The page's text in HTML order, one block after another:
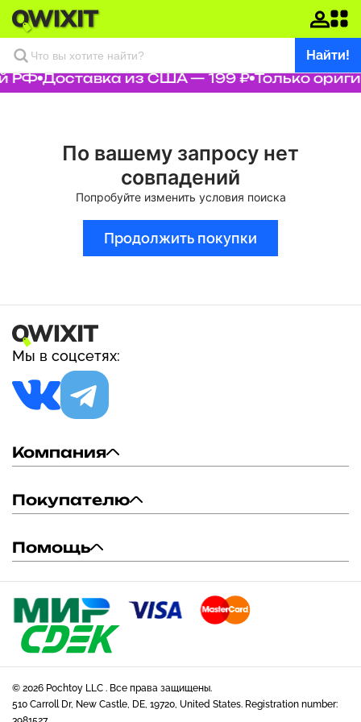
Найти!
РФ Доставка из США — 199 ₽ Только
По вашему запросу нет
совпадений
Попробуйте изменить условия поиска
Продолжить покупки
Мы в соцсетях:
Компания
Покупателю
Помощь
© 2026 Pochtoy LLC . Все права защищены.
510 Carroll Dr, New Castle, DE, 19720, United States. Registration number: